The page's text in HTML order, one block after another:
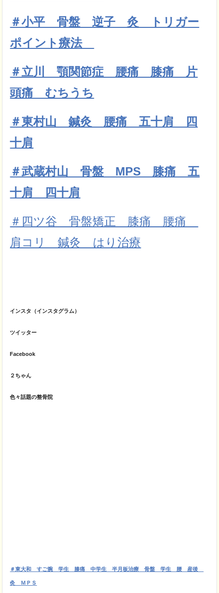
＃小平 骨盤 逆子 灸 トリガー
ポイント療法
＃立川 顎関節症 腰痛 膝痛 片
頭痛 むちうち
＃東村山 鍼灸 腰痛 五十肩 四
十肩
＃武蔵村山 骨盤 MPS 膝痛 五
十肩 四十肩
＃四ツ谷 骨盤矯正 膝痛 腰痛
肩コリ 鍼灸 はり治療
インスタ（インスタグラム）
ツイッター
Facebook
２ちゃん
色々話題の整骨院
＃東大和 すご腕 学生 膝痛 中学生 半月板治療 骨盤 学生 腰 産後
灸 ＭＰＳ